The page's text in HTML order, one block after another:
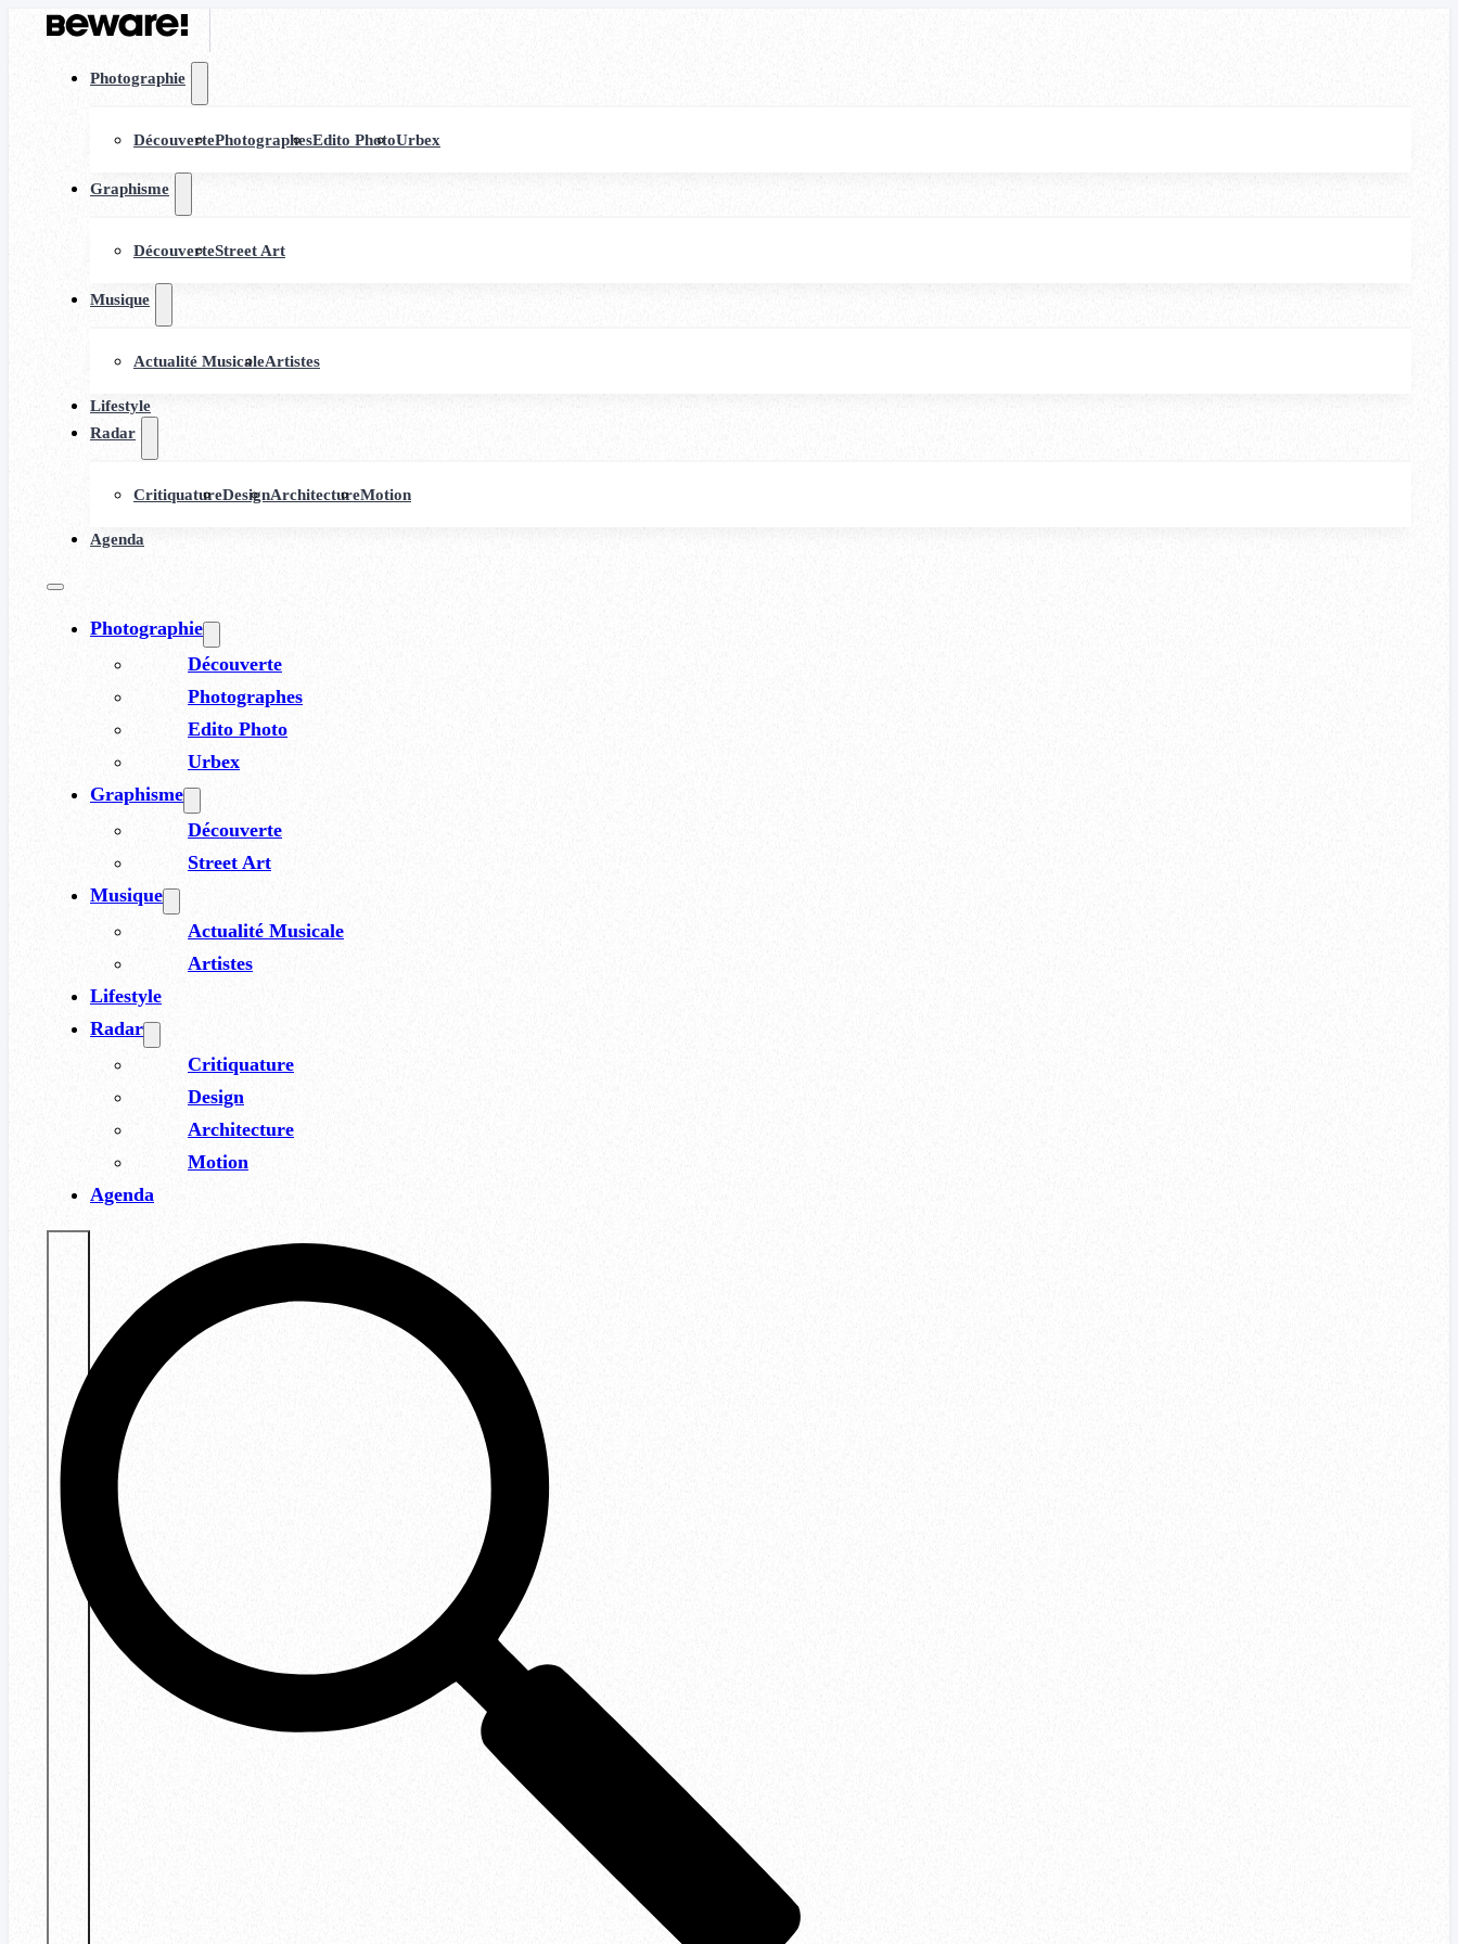
Photographie
DécouvertePhotographesEdito PhotoUrbex
Graphisme
DécouverteStreet Art
Musique
Actualité MusicaleArtistes
Lifestyle
Radar
CritiquatureDesignArchitectureMotion
Agenda
Photographie
Découverte
Photographes
Edito Photo
Urbex
Graphisme
Découverte
Street Art
Musique
Actualité Musicale
Artistes
Lifestyle
Radar
Critiquature
Design
Architecture
Motion
Agenda